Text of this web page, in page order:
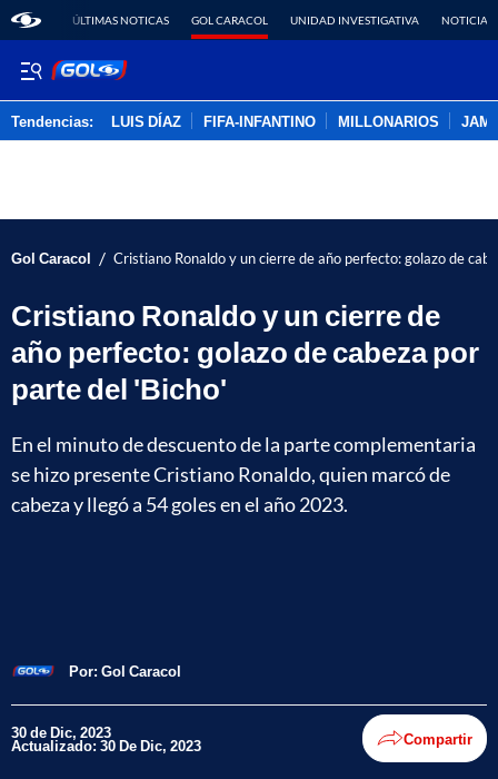
ÚLTIMAS NOTICAS GOL CARACOL UNIDAD INVESTIGATIVA NOTICIAS
Tendencias: LUIS DÍAZ FIFA-INFANTINO MILLONARIOS
Gol Caracol / Cristiano Ronaldo y un cierre de año perfecto: golazo de
Cristiano Ronaldo y un cierre de
año perfecto: golazo de cabeza por
parte del 'Bicho'
En el minuto de descuento de la parte complementaria
se hizo presente Cristiano Ronaldo, quien marcó de
cabeza y llegó a 54 goles en el año 2023.
Por: Gol Caracol
30 de Dic, 2023
Actualizado: 30 De Dic, 2023 Compartir